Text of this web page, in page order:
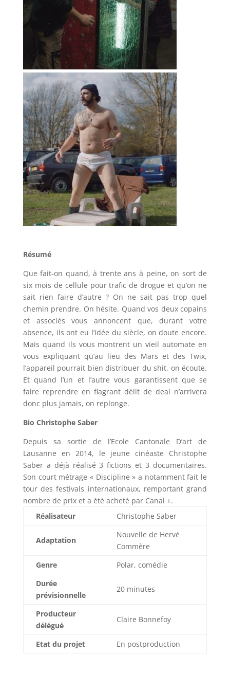
Résumé
Que fait-on quand, à trente ans à peine, on sort de
six mois de cellule pour trafic de drogue et qu’on ne
sait rien faire d’autre ? On ne sait pas trop quel
chemin prendre. On hésite. Quand vos deux copains
et associés vous annoncent que, durant votre
absence, ils ont eu l’idée du siècle, on doute encore.
Mais quand ils vous montrent un vieil automate en
vous expliquant qu’au lieu des Mars et des Twix,
l’appareil pourrait bien distribuer du shit, on écoute.
Et quand l’un et l’autre vous garantissent que se
faire reprendre en flagrant délit de deal n’arrivera
donc plus jamais, on replonge.
Bio Christophe Saber
Depuis sa sortie de l’Ecole Cantonale D’art de
Lausanne en 2014, le jeune cinéaste Christophe
Saber a déjà réalisé 3 fictions et 3 documentaires.
Son court métrage « Discipline » a notamment fait le
tour des festivals internationaux, remportant grand
nombre de prix et a été acheté par Canal +.
Réalisateur
Christophe Saber
Adaptation
Nouvelle de Hervé
Commère
Genre
Polar, comédie
Durée
prévisionnelle
20 minutes
Producteur
délégué
Claire Bonnefoy
Etat du projet En postproduction